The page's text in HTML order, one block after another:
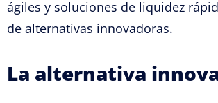
ágiles y soluciones de liquidez
de alternativas innovadoras.
La alternativa